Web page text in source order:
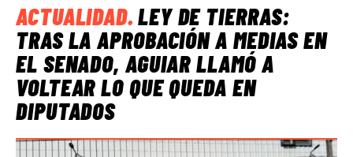
ACTUALIDAD.LEY DE TIERRAS:
TRAS LA APROBACIÓN A MEDIAS EN
EL SENADO, AGUIAR LLAMÓ A
VOLTEAR LO QUE QUEDA EN
DIPUTADOS